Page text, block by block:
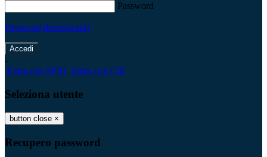
Password
Password dimenticata?
-
Entra con SPID Entra con CIE
Seleziona utente
button close ×
Recupero password